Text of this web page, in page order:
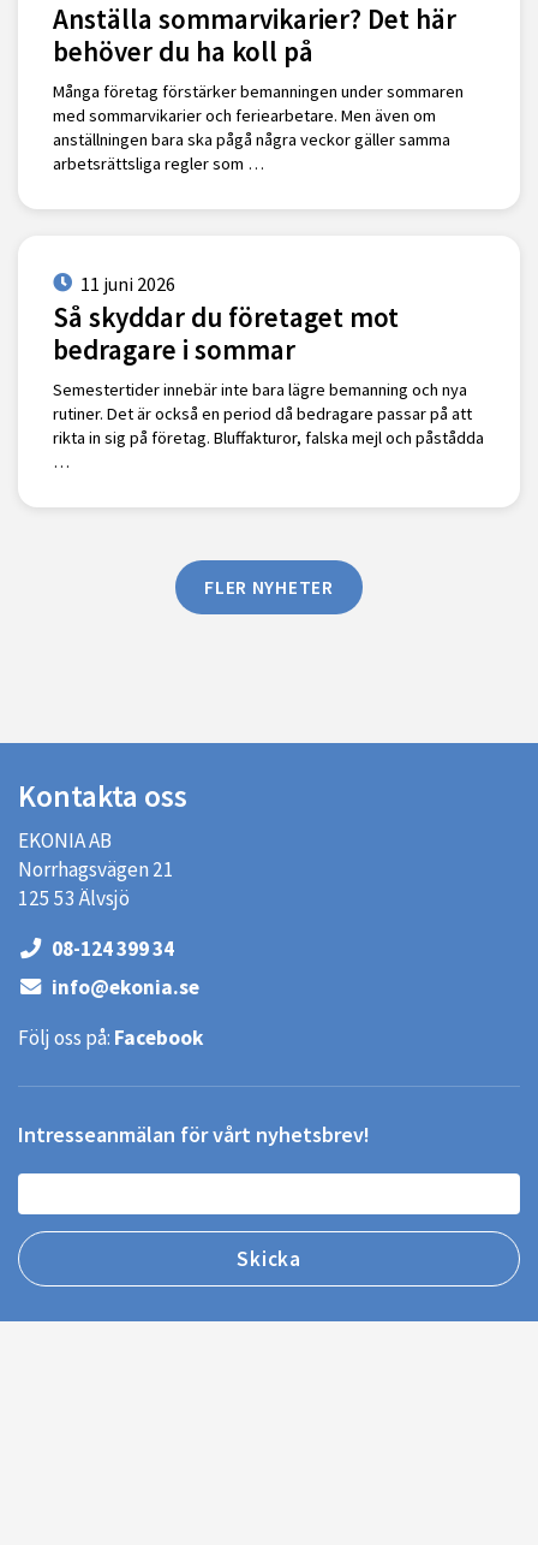
Anställa sommarvikarier? Det här
behöver du ha koll på
Många företag förstärker bemanningen under sommaren
med sommarvikarier och feriearbetare. Men även om
anställningen bara ska pågå några veckor gäller samma
arbetsrättsliga regler som …
11 juni 2026
Så skyddar du företaget mot
bedragare i sommar
Semestertider innebär inte bara lägre bemanning och nya
rutiner. Det är också en period då bedragare passar på att
rikta in sig på företag. Bluffakturor, falska mejl och påstådda
…
FLER NYHETER
Kontakta oss
EKONIA AB
Norrhagsvägen 21
125 53 Älvsjö
08-124 399 34
info@ekonia.se
Följ oss på: Facebook
Intresseanmälan för vårt nyhetsbrev!